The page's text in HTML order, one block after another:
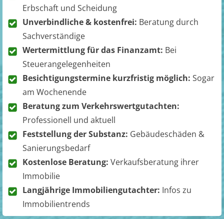
Erbschaft und Scheidung
Unverbindliche & kostenfrei: Beratung durch
Sachverständige
Wertermittlung für das Finanzamt: Bei
Steuerangelegenheiten
Besichtigungstermine kurzfristig möglich: Sogar
am Wochenende
Beratung zum Verkehrswertgutachten:
Professionell und aktuell
Feststellung der Substanz: Gebäudeschäden &
Sanierungsbedarf
Kostenlose Beratung: Verkaufsberatung ihrer
Immobilie
Langjährige Immobiliengutachter: Infos zu
Immobilientrends